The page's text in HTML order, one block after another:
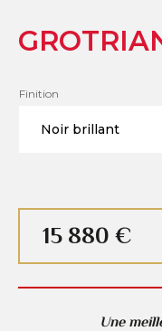
Finition
15 880 €
Une